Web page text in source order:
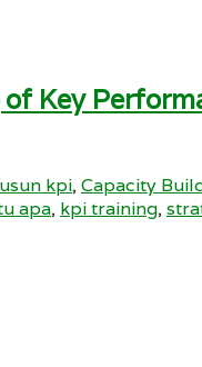
Key
kpi,Capacity
apa, kpi training,